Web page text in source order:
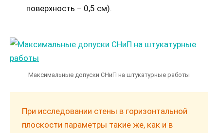
поверхность – 0,5 см).
Максимальные допуски СНиП на штукатурные работы
При исследовании стены в горизонтальной
плоскости параметры такие же, как и в